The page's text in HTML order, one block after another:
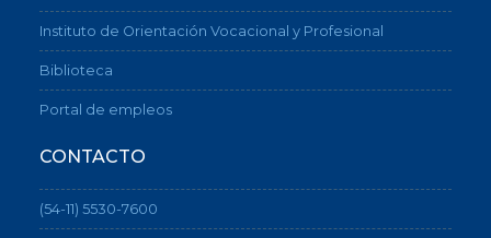
Instituto de Orientación Vocacional y Profesional
Biblioteca
Portal de empleos
CONTACTO
(54-11) 5530-7600